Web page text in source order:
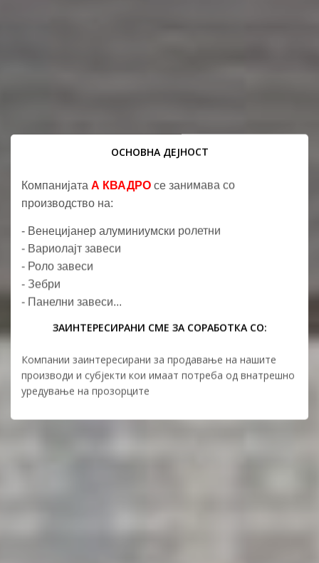
ОСНОВНА ДЕЈНОСТ
Компанијата А КВАДРО се занимава со
производство на:
- Венецијанер алуминиумски ролетни
- Вариолајт завеси
- Роло завеси
- Зебри
- Панелни завеси...
ЗАИНТЕРЕСИРАНИ СМЕ ЗА СОРАБОТКА СО:
Компании заинтересирани за продавање на нашите
производи и субјекти кои имаат потреба од внатрешно
уредување на прозорците